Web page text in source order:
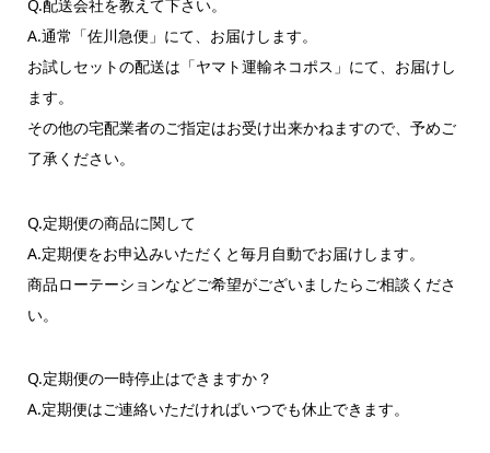
Q.配送会社を教えて下さい。
A.通常「佐川急便」にて、お届けします。
お試しセットの配送は「ヤマト運輸ネコポス」にて、お届けし
ます。
その他の宅配業者のご指定はお受け出来かねますので、予めご
了承ください。
Q.定期便の商品に関して
A.定期便をお申込みいただくと毎月自動でお届けします。
商品ローテーションなどご希望がございましたらご相談くださ
い。
Q.定期便の一時停止はできますか？
A.定期便はご連絡いただければいつでも休止できます。